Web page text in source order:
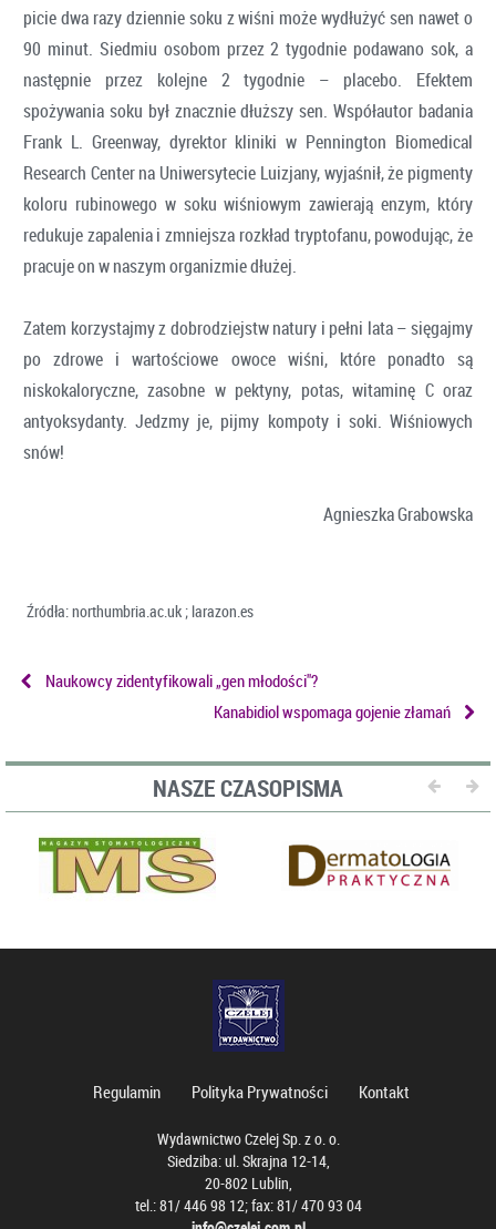
picie dwa razy dziennie soku z wiśni może wydłużyć sen nawet o
90 minut. Siedmiu osobom przez 2 tygodnie podawano sok, a
następnie przez kolejne 2 tygodnie – placebo. Efektem
spożywania soku był znacznie dłuższy sen. Współautor badania
Frank L. Greenway, dyrektor kliniki w Pennington Biomedical
Research Center na Uniwersytecie Luizjany, wyjaśnił, że pigmenty
koloru rubinowego w soku wiśniowym zawierają enzym, który
redukuje zapalenia i zmniejsza rozkład tryptofanu, powodując, że
pracuje on w naszym organizmie dłużej.
Zatem korzystajmy z dobrodziejstw natury i pełni lata – sięgajmy
po zdrowe i wartościowe owoce wiśni, które ponadto są
niskokaloryczne, zasobne w pektyny, potas, witaminę C oraz
antyoksydanty. Jedzmy je, pijmy kompoty i soki. Wiśniowych
snów!
Agnieszka Grabowska
Źródła: northumbria.ac.uk ; larazon.es
Naukowcy zidentyfikowali „gen młodości"?
Kanabidiol wspomaga gojenie złamań
NASZE CZASOPISMA
Regulamin Polityka Prywatności Kontakt
Wydawnictwo Czelej Sp. z o. o.
Siedziba: ul. Skrajna 12-14,
20-802 Lublin,
tel.: 81/ 446 98 12; fax: 81/ 470 93 04